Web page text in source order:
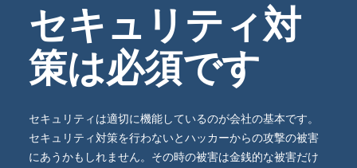
セキュリティ対
策は必須です
セキュリティは適切に機能しているのが会社の基本です。
セキュリティ対策を行わないとハッカーからの攻撃の被害
にあうかもしれません。その時の被害は金銭的な被害だけ